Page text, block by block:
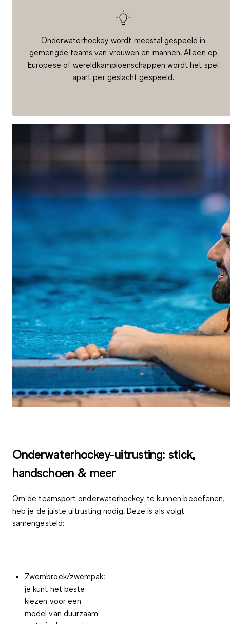
Onderwaterhockey wordt meestal gespeeld in
gemengde teams van vrouwen en mannen. Alleen op
Europese of wereldkampioenschappen wordt het spel
apart per geslacht gespeeld.
Onderwaterhockey-uitrusting: stick,
handschoen & meer
Om de teamsport onderwaterhockey te kunnen beoefenen,
heb je de juiste uitrusting nodig. Deze is als volgt
samengesteld:
Zwembroek/zwempak:
je kunt het beste
kiezen voor een
model van duurzaam